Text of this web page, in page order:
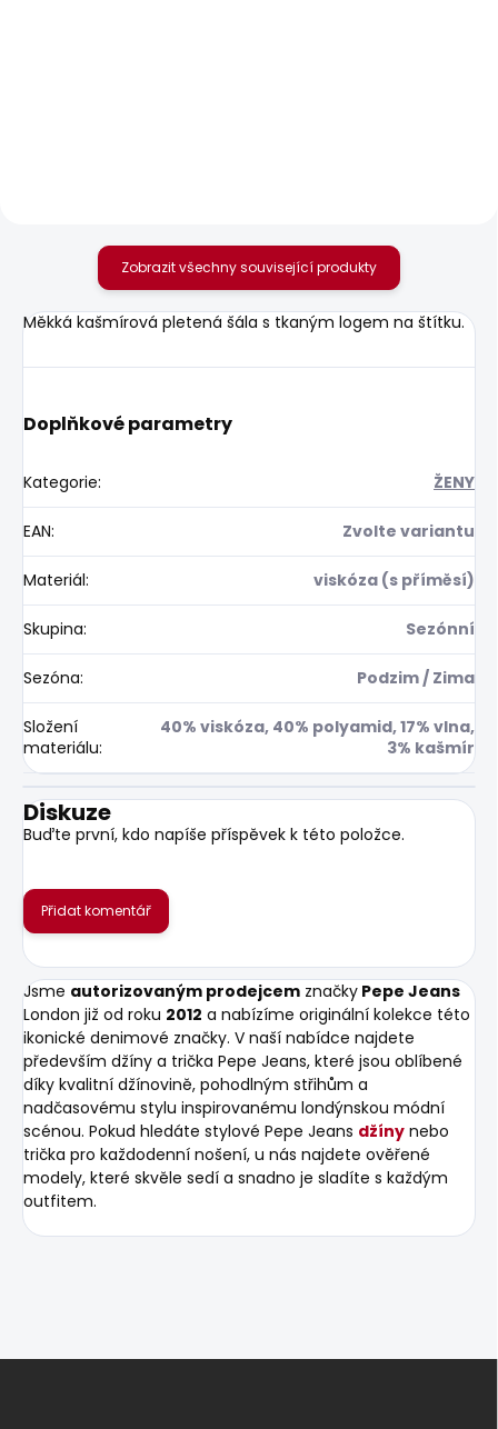
Zobrazit všechny související produkty
Měkká kašmírová pletená šála s tkaným logem na štítku.
Doplňkové parametry
Kategorie: ŽENY
EAN: Zvolte variantu
Materiál: viskóza (s příměsí)
Skupina: Sezónní
Sezóna: Podzim / Zima
Složení
materiálu:
40% viskóza, 40% polyamid, 17% vlna,
3% kašmír
Diskuze
Buďte první, kdo napíše příspěvek k této položce.
Přidat komentář
Jsme autorizovaným prodejcem značky Pepe Jeans
London již od roku 2012 a nabízíme originální kolekce této
ikonické denimové značky. V naší nabídce najdete
především džíny a trička Pepe Jeans, které jsou oblíbené
díky kvalitní džínovině, pohodlným střihům a
nadčasovému stylu inspirovanému londýnskou módní
scénou. Pokud hledáte stylové Pepe Jeans džíny nebo
trička pro každodenní nošení, u nás najdete ověřené
modely, které skvěle sedí a snadno je sladíte s každým
outfitem.
Z